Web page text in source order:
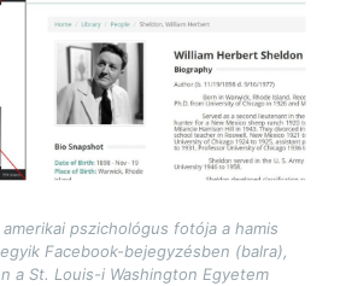
pszichológus fotója a hamis
Facebook-bejegyzésben (balra),
a St. Louis-i Washington Egyetem